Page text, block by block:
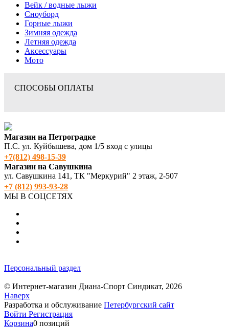
Вейк / водные лыжи
Сноуборд
Горные лыжи
Зимняя одежда
Летняя одежда
Аксессуары
Мото
СПОСОБЫ ОПЛАТЫ
Магазин на Петроградке
П.С. ул. Куйбышева, дом 1/5 вход с улицы
+7(812) 498‑15-39
Магазин на Савушкина
ул. Савушкина 141, ТК "Меркурий" 2 этаж, 2-507
+7 (812) 993-93-28
МЫ В СОЦСЕТЯХ
Персональный раздел
© Интернет-магазин Диана-Спорт Синдикат, 2026
Наверх
Разработка и обслуживание Петербургский сайт
Войти Регистрация
Корзина0 позиций